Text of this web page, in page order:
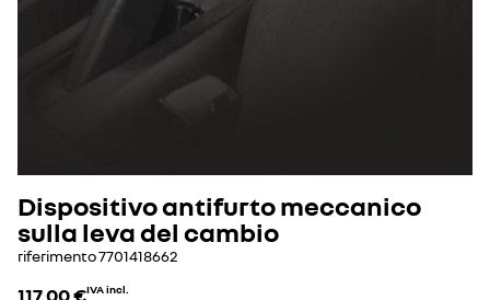
Dispositivo antifurto meccanico
sulla leva del cambio
riferimento7701418662
117,00 €IVA incl.